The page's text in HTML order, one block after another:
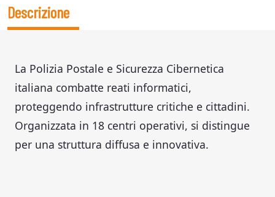
Descrizione
La Polizia Postale e Sicurezza Cibernetica
italiana combatte reati informatici,
proteggendo infrastrutture critiche e cittadini.
Organizzata in 18 centri operativi, si distingue
per una struttura diffusa e innovativa.